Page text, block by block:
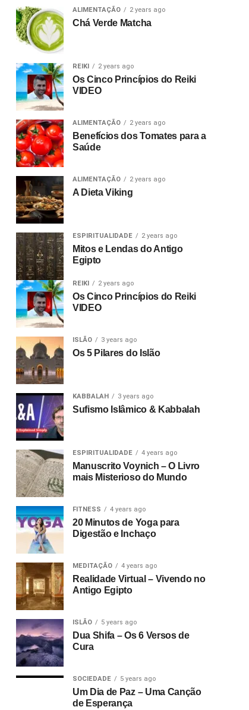
ALIMENTAÇÃO 2 years ago
Chá Verde Matcha
REIKI 2 years ago
Os Cinco Princípios do Reiki
VIDEO
ALIMENTAÇÃO 2 years ago
Benefícios dos Tomates para a
Saúde
ALIMENTAÇÃO 2 years ago
A Dieta Viking
ESPIRITUALIDADE 2 years ago
Mitos e Lendas do Antigo
Egipto
REIKI 2 years ago
Os Cinco Princípios do Reiki
VIDEO
ISLÃO 3 years ago
Os 5 Pilares do Islão
KABBALAH 3 years ago
Sufismo Islâmico & Kabbalah
ESPIRITUALIDADE 4 years ago
Manuscrito Voynich – O Livro
mais Misterioso do Mundo
FITNESS 4 years ago
20 Minutos de Yoga para
Digestão e Inchaço
MEDITAÇÃO 4 years ago
Realidade Virtual – Vivendo no
Antigo Egipto
ISLÃO 5 years ago
Dua Shifa – Os 6 Versos de
Cura
SOCIEDADE 5 years ago
Um Dia de Paz – Uma Canção
de Esperança